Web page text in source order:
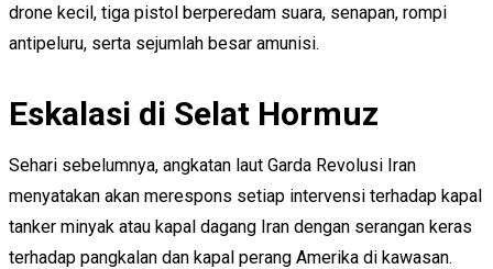
drone kecil, tiga pistol berperedam suara, senapan, rompi
antipeluru, serta sejumlah besar amunisi.
Eskalasi di Selat Hormuz
Sehari sebelumnya, angkatan laut Garda Revolusi Iran
menyatakan akan merespons setiap intervensi terhadap kapal
tanker minyak atau kapal dagang Iran dengan serangan keras
terhadap pangkalan dan kapal perang Amerika di kawasan.